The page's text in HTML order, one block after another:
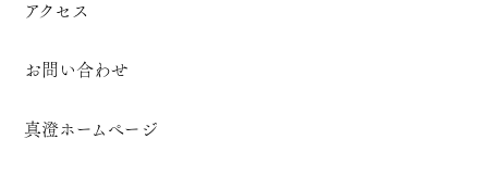
アクセス
お問い合わせ
真澄ホームページ